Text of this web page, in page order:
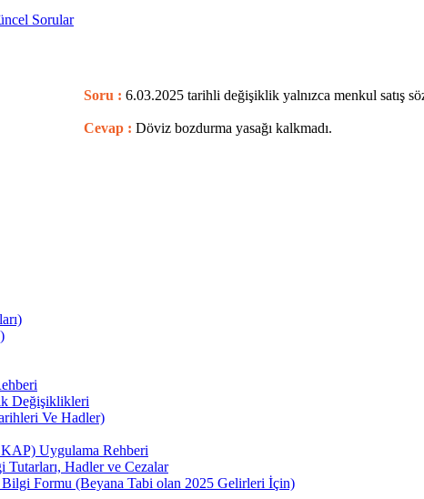
Sorular
Soru : 6.03.2025 tarihli değişiklik yalnızca menkul satış
Cevap : Döviz bozdurma yasağı kalkmadı.
Değişiklikleri
Ve Hadler)
Uygulama Rehberi
Tutarları, Hadler ve Cezalar
Formu (Beyana Tabi olan 2025 Gelirleri İçin)